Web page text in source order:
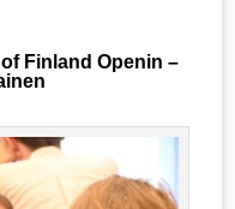
Finland Openin –